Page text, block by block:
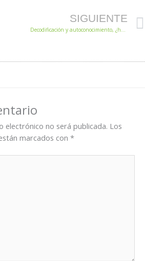
SIGUIENTE
Decodificación y autoconocimiento, ¿herramientas terapéuticas para sanar el pasado?
electrónico no será publicada. Los
marcados con *